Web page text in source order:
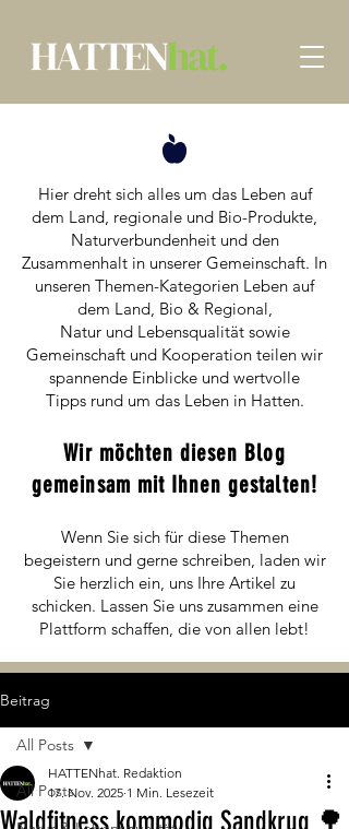
Hier dreht sich alles um das Leben auf
dem Land, regionale und Bio-Produkte,
Naturverbundenheit und den
Zusammenhalt in unserer Gemeinschaft. In
unseren Themen-Kategorien Leben auf
dem Land, Bio & Regional,
Natur und Lebensqualität sowie
Gemeinschaft und Kooperation teilen wir
spannende Einblicke und wertvolle
Tipps rund um das Leben in Hatten.​
Wir möchten diesen Blog
gemeinsam mit Ihnen gestalten!
Wenn Sie sich für diese Themen
begeistern und gerne schreiben, laden wir
Sie herzlich ein, uns Ihre Artikel zu
schicken. Lassen Sie uns zusammen eine
Plattform schaffen, die von allen lebt!
Beitrag
All Posts
All Posts
Waldfitness kommodig Sandkrug 🌳
HATTENhat. Redaktion
17. Nov. 2025 1 Min. Lesezeit